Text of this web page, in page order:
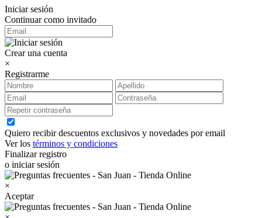
Iniciar sesión
Continuar como invitado
Crear una cuenta
×
Registrarme
Quiero recibir descuentos exclusivos y novedades por email
Ver los términos y condiciones
Finalizar registro
o iniciar sesión
×
Aceptar